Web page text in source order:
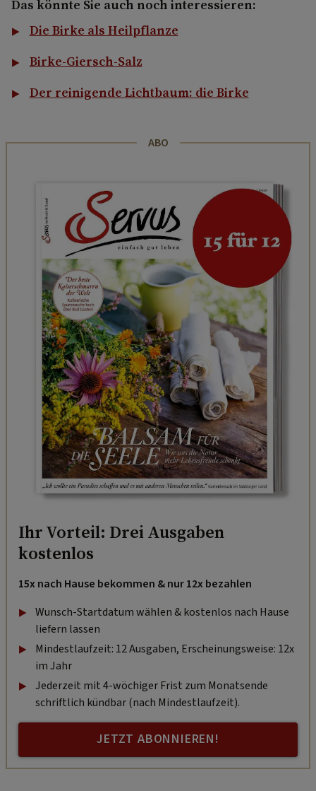
Das könnte Sie auch noch interessieren:
Die Birke als Heilpflanze
Birke-Giersch-Salz
Der reinigende Lichtbaum: die Birke
ABO
Ihr Vorteil: Drei Ausgaben
kostenlos
15x nach Hause bekommen & nur 12x bezahlen
Wunsch-Startdatum wählen & kostenlos nach Hause
liefern lassen
Mindestlaufzeit: 12 Ausgaben, Erscheinungsweise: 12x
im Jahr
Jederzeit mit 4-wöchiger Frist zum Monatsende
schriftlich kündbar (nach Mindestlaufzeit).
JETZT ABONNIEREN!